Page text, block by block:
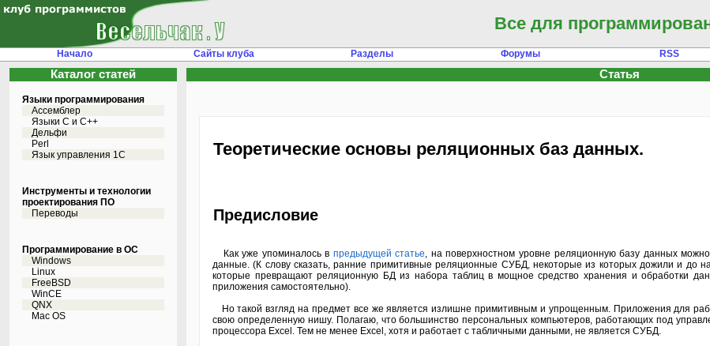
Все для
Начало Сайты клуба Разделы Форумы RSS
Каталог статей
Языки программирования
Ассемблер
Языки С и C++
Дельфи
Perl
Язык управления 1С
Инструменты и технологии
проектирования ПО
Переводы
Программирование в ОС
Windows
Linux
FreeBSD
WinCE
QNX
Mac OS
Статья
Теоретические основы реляционных баз данных.
Предисловие
Как уже упоминалось в предыдущей статье, на поверхностном уровне реляционную базу данных
данные. (К слову сказать, ранние примитивные реляционные СУБД, некоторые из которых дожили и до
которые превращают реляционную БД из набора таблиц в мощное средство хранения и обработки
приложения самостоятельно).
Но такой взгляд на предмет все же является излишне примитивным и упрощенным. Приложения для
свою определенную нишу. Полагаю, что большинство персональных компьютеров, работающих под
процессора Excel. Тем не менее Excel, хотя и работает с табличными данными, не является СУБД.